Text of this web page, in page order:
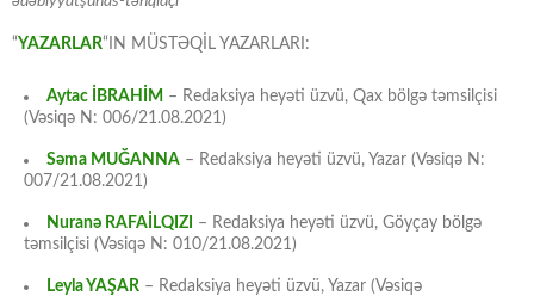
“YAZARLAR“IN MÜSTƏQİL YAZARLARI:
Aytac İBRAHİM – Redaksiya heyəti üzvü, Qax bölgə təmsilçisi
(Vəsiqə N: 006/21.08.2021)
Səma MUĞANNA – Redaksiya heyəti üzvü, Yazar (Vəsiqə N:
007/21.08.2021)
Nuranə RAFAİLQIZI
– Redaksiya heyəti üzvü, Göyçay bölgə
təmsilçisi (Vəsiqə N: 010/21.08.2021)
Leyla YAŞAR – Redaksiya heyəti üzvü, Yazar (Vəsiqə